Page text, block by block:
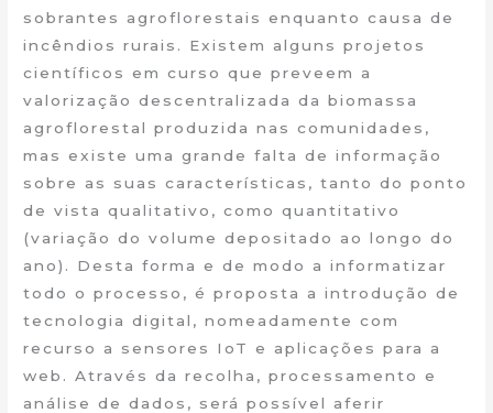
sobrantes agroflorestais enquanto causa de
incêndios rurais. Existem alguns projetos
científicos em curso que preveem a
valorização descentralizada da biomassa
agroflorestal produzida nas comunidades,
mas existe uma grande falta de informação
sobre as suas características, tanto do ponto
de vista qualitativo, como quantitativo
(variação do volume depositado ao longo do
ano). Desta forma e de modo a informatizar
todo o processo, é proposta a introdução de
tecnologia digital, nomeadamente com
recurso a sensores IoT e aplicações para a
web. Através da recolha, processamento e
análise de dados, será possível aferir